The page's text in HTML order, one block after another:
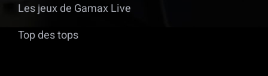
Les jeux de Gamax Live
Top des tops